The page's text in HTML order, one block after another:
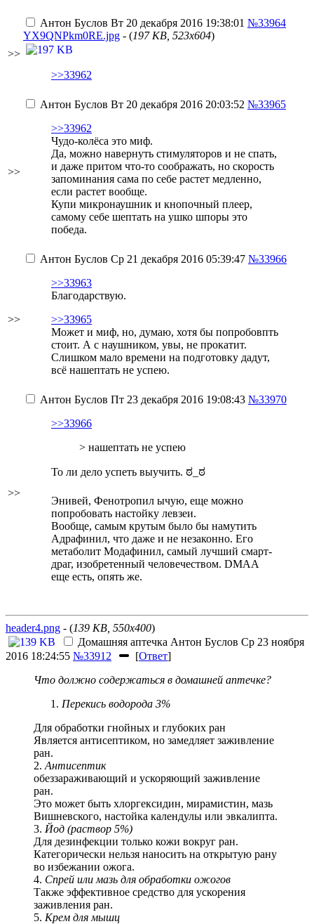
>>
Антон Буслов Вт 20 декабря 2016 19:38:01 №33964
YX9QNPkm0RE.jpg - (197 KB, 523x604)
>>33962
>>
Антон Буслов Вт 20 декабря 2016 20:03:52 №33965
>>33962
Чудо-колёса это миф.
Да, можно навернуть стимуляторов и не спать,
и даже притом что-то соображать, но скорость
запоминания сама по себе растет медленно,
если растет вообще.
Купи микронаушник и кнопочный плеер,
самому себе шептать на ушко шпоры это
победа.
>>
Антон Буслов Ср 21 декабря 2016 05:39:47 №33966
>>33963
Благодарствую.
>>33965
Может и миф, но, думаю, хотя бы попробовпть
стоит. А с наушником, увы, не прокатит.
Слишком мало времени на подготовку дадут,
всё нашептать не успею.
>>
Антон Буслов Пт 23 декабря 2016 19:08:43 №33970
>>33966
> нашептать не успею
То ли дело успеть выучить. ಠ_ಠ
Энивей, Фенотропил ычую, еще можно
попробовать настойку левзеи.
Вообще, самым крутым было бы намутить
Адрафинил, что даже и не незаконно. Его
метаболит Модафинил, самый лучший смарт-
драг, изобретенный человечеством. DMAA
еще есть, опять же.
header4.png - (139 KB, 550x400)
Домашняя аптечка Антон Буслов Ср 23 ноября
2016 18:24:55 №33912 [Ответ]
Что должно содержаться в домашней аптечке?
Перекись водорода 3%
Для обработки гнойных и глубоких ран
Является антисептиком, но замедляет заживление
ран.
2. Антисептик
обеззараживающий и ускоряющий заживление
ран.
Это может быть хлоргексидин, мирамистин, мазь
Вишневского, настойка календулы или эвкалипта.
3. Йод (раствор 5%)
Для дезинфекции только кожи вокруг ран.
Категорически нельзя наносить на открытую рану
во избежании ожога.
4. Спрей или мазь для обработки ожогов
Также эффективное средство для ускорения
заживления ран.
5. Крем для мышц